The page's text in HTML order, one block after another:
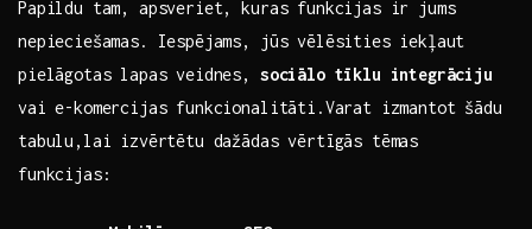
Papildu tam, apsveriet, kuras funkcijas ir jums
nepieciešamas. Iespējams, jūs vēlēsities iekļaut
pielāgotas lapas veidnes, sociālo tīklu integrāciju
vai e-komercijas funkcionalitāti.Varat izmantot šādu
tabulu,lai izvērtētu dažādas vērtīgās tēmas
funkcijas: